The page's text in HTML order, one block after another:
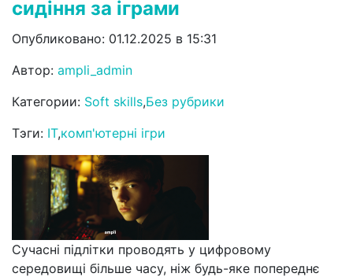
сидіння за іграми
Опубликовано: 01.12.2025 в 15:31
Автор: ampli_admin
Категории: Soft skills,Без рубрики
Тэги: IT,комп'ютерні ігри
Сучасні підлітки проводять у цифровому
середовищі більше часу, ніж будь-яке попереднє